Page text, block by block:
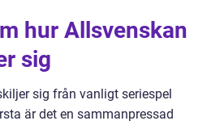
hur Allsvenskan
sig
sig från vanligt seriespel
är det en sammanpressad